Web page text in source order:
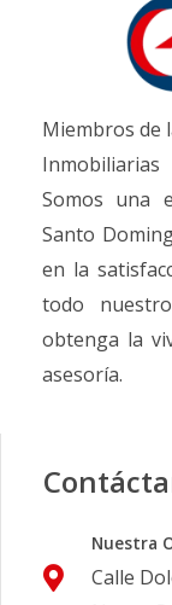
Miembros de
Somos una
Santo
en la
todo
obtenga la
asesoría.
Nuestra
Calle